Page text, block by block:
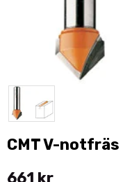
CMT V-notfräs
661 kr